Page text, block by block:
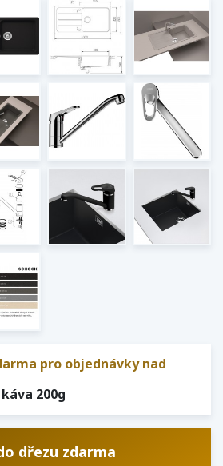
pro objednávky nad
200g
dřezu zdarma